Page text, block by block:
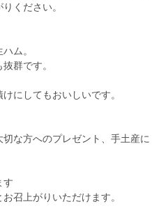
ください。
ム。
群です。
にしてもおいしいです。
な方へのプレゼント、手土産に
す
召上がりいただけます。